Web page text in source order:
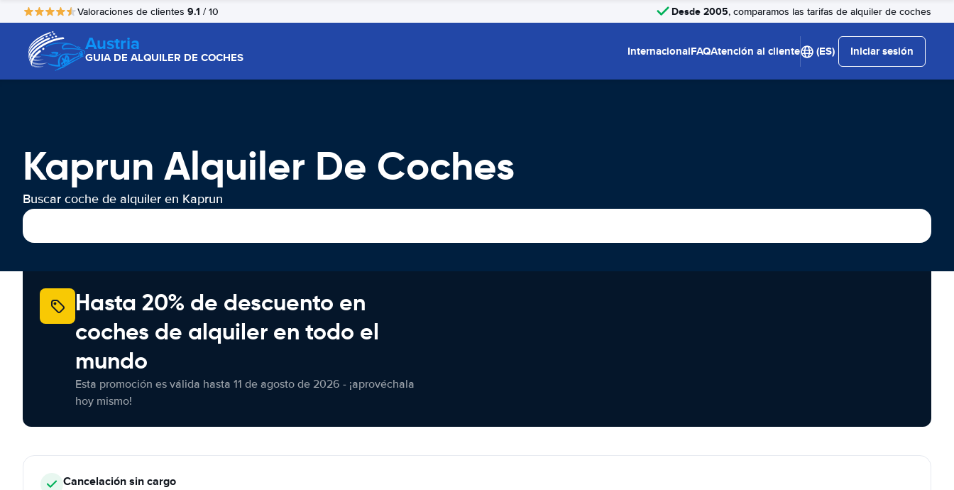
Valoraciones de clientes 9.1 / 10 Desde 2005, comparamos las tarifas de alquiler de coches
Austria
GUIA DE ALQUILER DE COCHES InternacionalFAQAtención al cliente (ES) Iniciar sesión
Kaprun Alquiler De Coches
Buscar coche de alquiler en Kaprun
Hasta 20% de descuento en
coches de alquiler en todo el
mundo
Esta promoción es válida hasta 11 de agosto de 2026 - ¡aprovéchala
hoy mismo!
Cancelaciónsin cargo